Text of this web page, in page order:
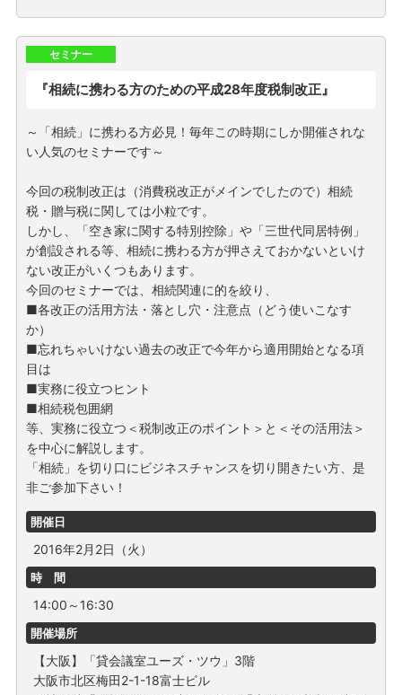
セミナー
『相続に携わる方のための平成28年度税制改正』
～「相続」に携わる方必見！毎年この時期にしか開催されな
い人気のセミナーです～
今回の税制改正は（消費税改正がメインでしたので）相続
税・贈与税に関しては小粒です。
しかし、「空き家に関する特別控除」や「三世代同居特例」
が創設される等、相続に携わる方が押さえておかないといけ
ない改正がいくつもあります。
今回のセミナーでは、相続関連に的を絞り、
■各改正の活用方法・落とし穴・注意点（どう使いこなす
か）
■忘れちゃいけない過去の改正で今年から適用開始となる項
目は
■実務に役立つヒント
■相続税包囲網
等、実務に役立つ＜税制改正のポイント＞と＜その活用法＞
を中心に解説します。
「相続」を切り口にビジネスチャンスを切り開きたい方、是
非ご参加下さい！
開催日
2016年2月2日（火）
時 間
14:00～16:30
開催場所
【大阪】「貸会議室ユーズ・ツウ」3階
大阪市北区梅田2-1-18富士ビル